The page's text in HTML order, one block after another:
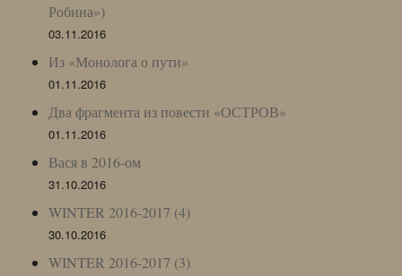
Робина»)
03.11.2016
Из «Монолога о пути»
01.11.2016
Два фрагмента из повести «ОСТРОВ»
01.11.2016
Вася в 2016-ом
31.10.2016
WINTER 2016-2017 (4)
30.10.2016
WINTER 2016-2017 (3)